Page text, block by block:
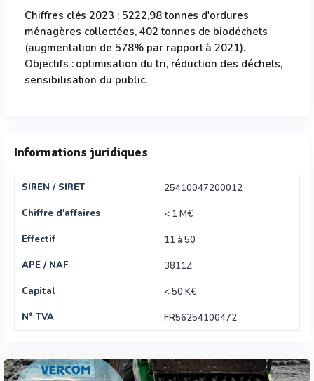
Chiffres clés 2023 : 5222,98 tonnes d'ordures
ménagères collectées, 402 tonnes de biodéchets
(augmentation de 578% par rapport à 2021).
Objectifs : optimisation du tri, réduction des déchets,
sensibilisation du public.
Informations juridiques
SIREN / SIRET
25410047200012
Chiffre d'affaires
< 1 M€
Effectif
11 à 50
APE / NAF
3811Z
Capital
< 50 K€
N° TVA
FR56254100472